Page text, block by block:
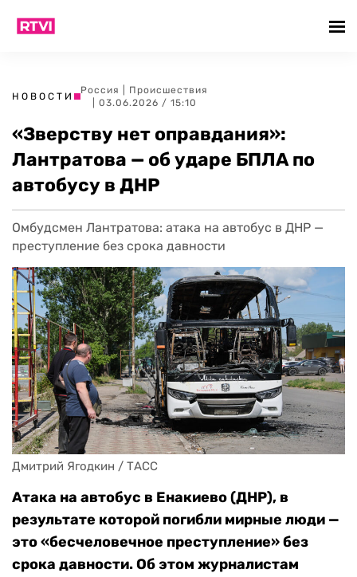
НОВОСТИ
Россия
Происшествия
| 03.06.2026 / 15:10
«Зверству нет оправдания»:
Лантратова — об ударе БПЛА по
автобусу в ДНР
Омбудсмен Лантратова: атака на автобус в ДНР —
преступление без срока давности
Дмитрий Ягодкин / ТАСС
Атака на автобус в Енакиево (ДНР), в
результате которой погибли мирные люди —
это «бесчеловечное преступление» без
срока давности. Об этом журналистам